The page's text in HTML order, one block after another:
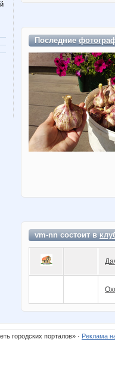
Последние
vm-nn состоит в
городских порталов» · Реклама